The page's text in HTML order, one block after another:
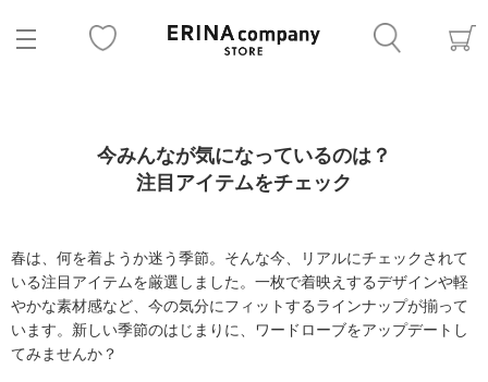
今みんなが気になっているのは？
注目アイテムをチェック
春は、何を着ようか迷う季節。そんな今、リアルにチェックされて
いる注目アイテムを厳選しました。一枚で着映えするデザインや軽
やかな素材感など、今の気分にフィットするラインナップが揃って
います。新しい季節のはじまりに、ワードローブをアップデートし
てみませんか？